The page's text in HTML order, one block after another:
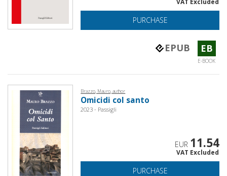
PURCHASE
EPUB EB
E-BOOK
Brazzo, Mauro, author
Omicidi col santo
2023 - Passigli
EUR 11.54
VAT Excluded
PURCHASE